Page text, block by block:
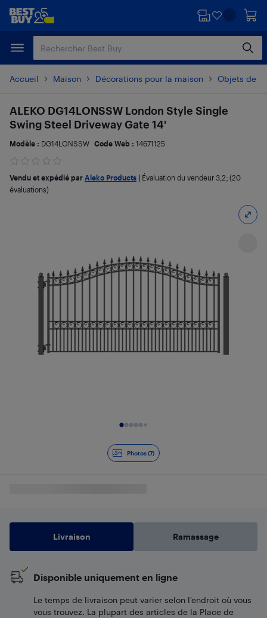
Passer
principal
Passer
Accueil Maison Décorations pour la maison Objets de
Photos (7)
ALEKO DG14LONSSW London Style Single
Swing Steel Driveway Gate 14'
Modèle : DG14LONSSW Code Web : 14671125
Vendu et expédié par Aleko Products Évaluation du vendeur 3,2; (20
évaluations)
Livraison Ramassage
Disponible uniquement en ligne
Le temps de livraison peut varier selon l'endroit où vous
vous trouvez. La plupart des articles de la Place de